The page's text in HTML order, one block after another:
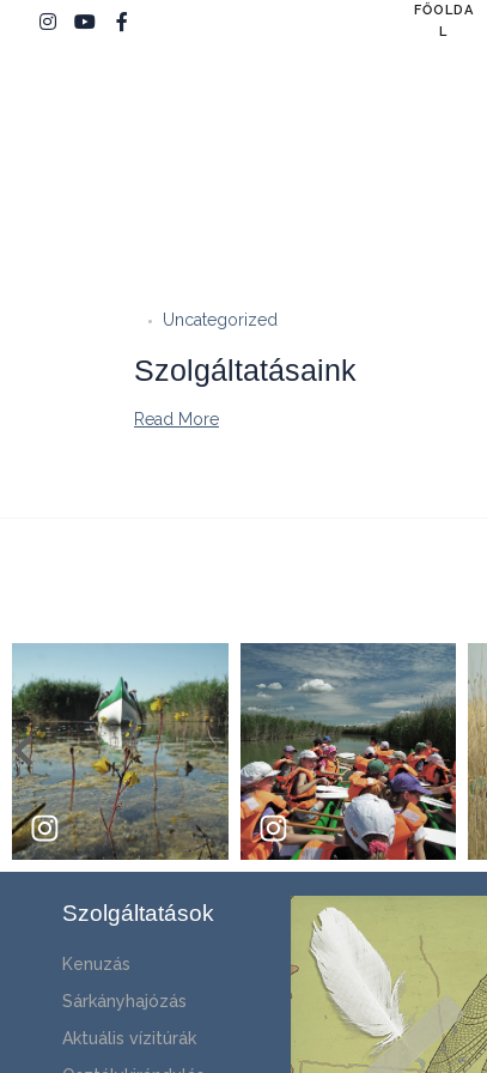
FŐOLDA
L
Uncategorized
Szolgáltatásaink
Read More
Szolgáltatások
Kenuzás
Sárkányhajózás
Aktuális vízitúrák